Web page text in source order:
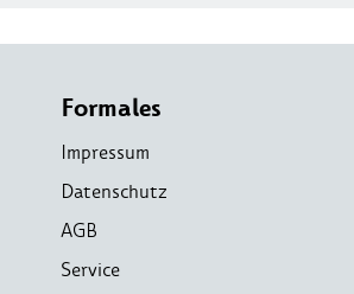
Formales
Impressum
Datenschutz
AGB
Service